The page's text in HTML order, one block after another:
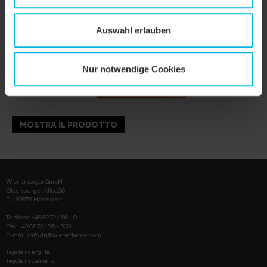
Auswahl erlauben
Nur notwendige Cookies
MOSTRA IL PRODOTTO
Wienerberger GmbH
Oldenburger Allee 26
D - 30659 Hannover
Telefono: +49 82 72 / 86 - 0
Fax: +49 82 72 / 86 - 500
E-mail: info.de@wienerberger.com
Tegole in argilla
Tegole in cemento